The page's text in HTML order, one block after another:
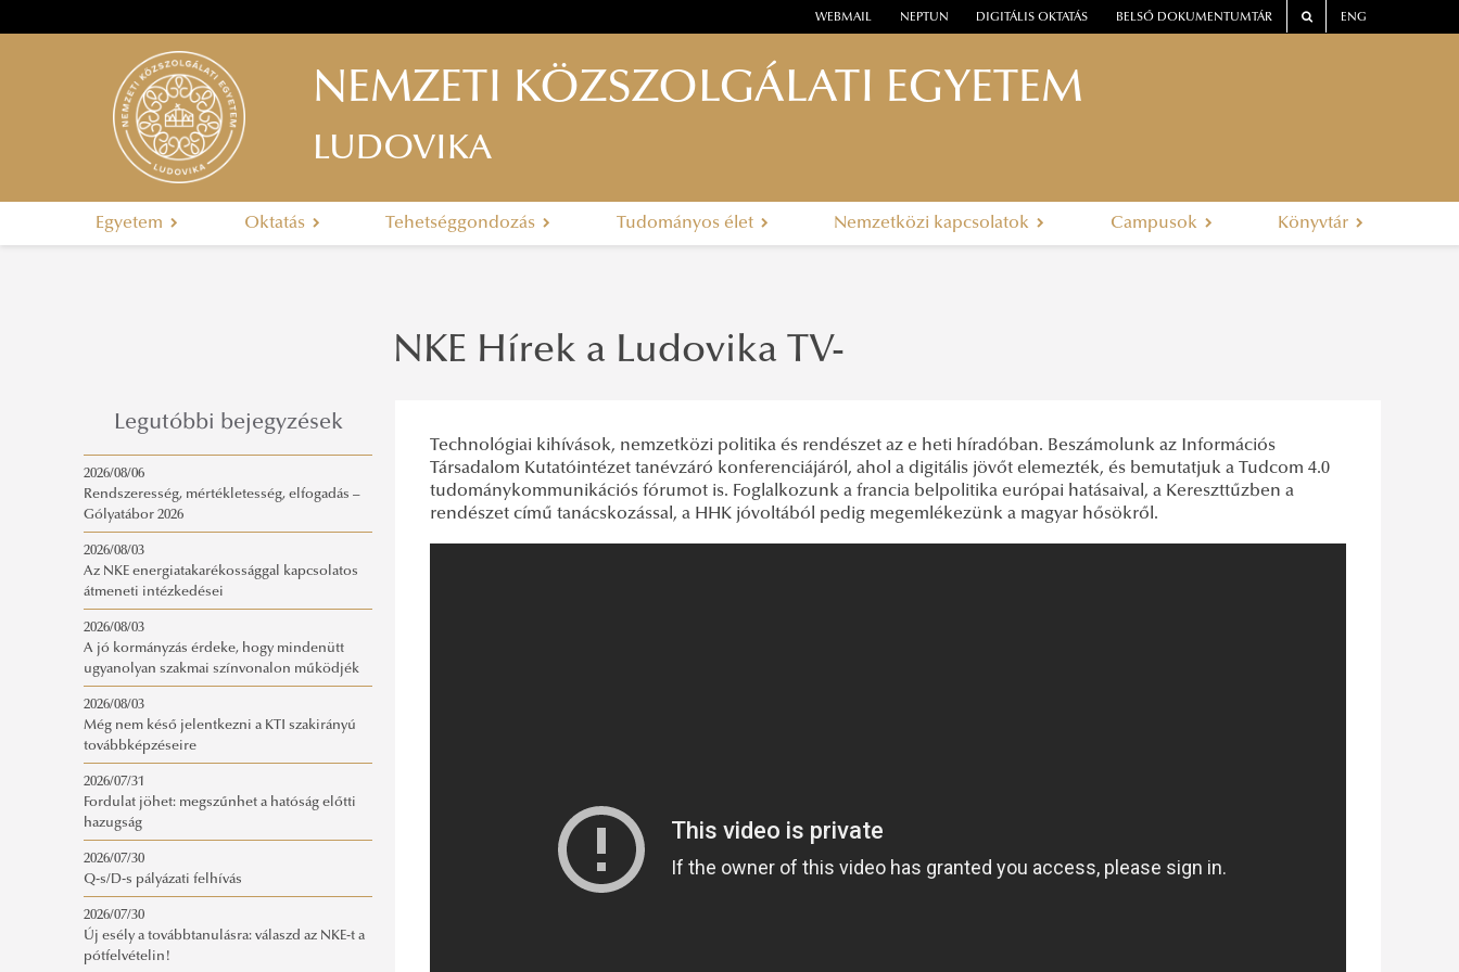
WEBMAIL NEPTUN DIGITÁLIS OKTATÁS BELSŐ DOKUMENTUMTÁR ENG
NEMZETI KÖZSZOLGÁLATI EGYETEM
LUDOVIKA
Egyetem Oktatás Tehetséggondozás Tudományos élet Nemzetközi kapcsolatok Campusok Könyvtár
Legutóbbi bejegyzések
2026/08/06
Rendszeresség, mértékletesség, elfogadás –
Gólyatábor 2026
2026/08/03
Az NKE energiatakarékossággal kapcsolatos
átmeneti intézkedései
2026/08/03
A jó kormányzás érdeke, hogy mindenütt
ugyanolyan szakmai színvonalon működjék
2026/08/03
Még nem késő jelentkezni a KTI szakirányú
továbbképzéseire
2026/07/31
Fordulat jöhet: megszűnhet a hatóság előtti
hazugság
2026/07/30
Q-s/D-s pályázati felhívás
2026/07/30
Új esély a továbbtanulásra: válaszd az NKE-t a
pótfelvételin!
NKE Hírek a Ludovika TV-
Technológiai kihívások, nemzetközi politika és rendészet az e heti híradóban. Beszámolunk az Információs
Társadalom Kutatóintézet tanévzáró konferenciájáról, ahol a digitális jövőt elemezték, és bemutatjuk a Tudcom 4.0
tudománykommunikációs fórumot is. Foglalkozunk a francia belpolitika európai hatásaival, a Kereszttűzben a
rendészet című tanácskozással, a HHK jóvoltából pedig megemlékezünk a magyar hősökről.